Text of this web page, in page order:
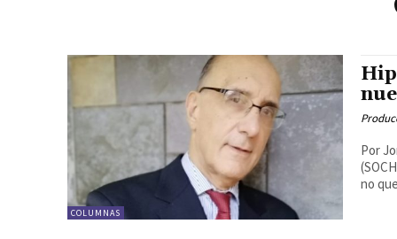
COLUMNAS
Por
no